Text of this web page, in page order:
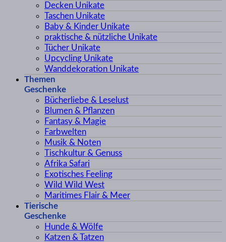
Decken Unikate
Taschen Unikate
Baby & Kinder Unikate
praktische & nützliche Unikate
Tücher Unikate
Upcycling Unikate
Wanddekoration Unikate
Themen
Geschenke
Bücherliebe & Leselust
Blumen & Pflanzen
Fantasy & Magie
Farbwelten
Musik & Noten
Tischkultur & Genuss
Afrika Safari
Exotisches Feeling
Wild Wild West
Maritimes Flair & Meer
Tierische
Geschenke
Hunde & Wölfe
Katzen & Tatzen